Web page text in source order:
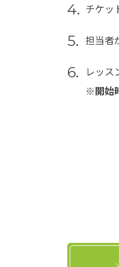
4. チケッ
5. 担当者
6.
レッス
※開始